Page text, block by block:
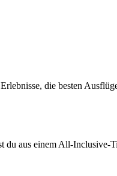
die besten
du aus einem All-Inclusive-